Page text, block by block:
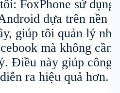
FoxPhone sử dụng
dựa trên nền
giúp tôi quản lý
mà không cần
Điều này giúp công
ra hiệu quả hơn.